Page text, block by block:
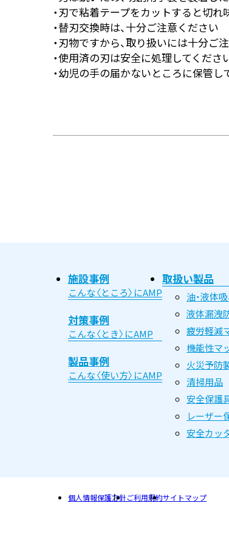
・刃で粘着テープをカットすると切れ
・替刃交換時は、十分ご注意ください
・刃物ですから、取り扱いには十分ご
・使用済の刃は安全に処理してくださ
・幼児の手の届かないところに保管し
施設事例
こんな〈ところ〉にAMP
対策事例
こんな〈とき〉にAMP
製品事例
こんな〈使い方〉にAMP
取扱い製品
油・液体
液体漏洩
疲労軽減
機能性マ
火災予防
清掃用品
安全保護
レーザー
安全カッ
個人情報保護方針ご利用規約サイトマップ